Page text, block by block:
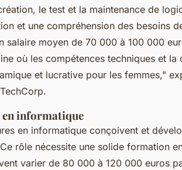
le test et la maintenance de
et une compréhension des besoins
salaire moyen de 70 000 à 100 000
où les compétences techniques et
et lucrative pour les femmes,"
en informatique
en informatique conçoivent et
rôle nécessite une solide formation
varier de 80 000 à 120 000 euros